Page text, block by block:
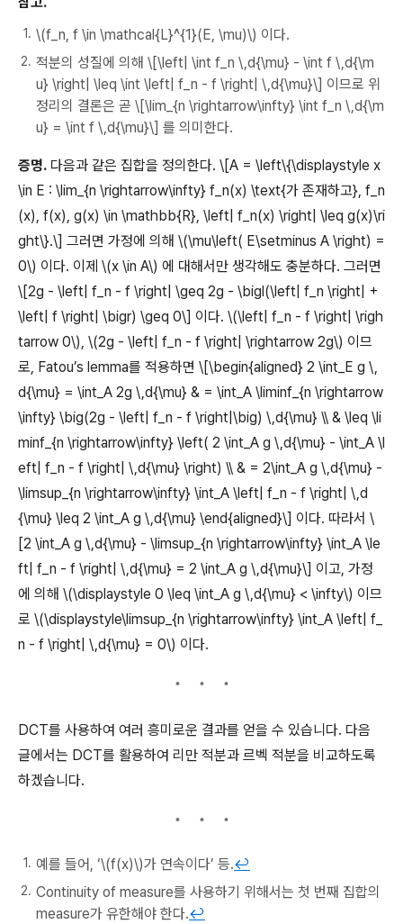
\(f_n, f \in \mathcal{L}^{1}(E, \mu)\) 이다.
적분의 성질에 의해 \[\left| \int f_n \,d{\mu} - \int f \,d{\m
u} \right| \leq \int \left| f_n - f \right| \,d{\mu}\] 이므로 위
정리의 결론은 곧 \[\lim_{n \rightarrow\infty} \int f_n \,d{\m
u} = \int f \,d{\mu}\] 를 의미한다.
증명. 다음과 같은 집합을 정의한다. \[A = \left\{\displaystyle x
\in E : \lim_{n \rightarrow\infty} f_n(x) \text{가 존재하고}, f_n
(x), f(x), g(x) \in \mathbb{R}, \left| f_n(x) \right| \leq g(x)\ri
ght\}.\] 그러면 가정에 의해 \(\mu\left( E\setminus A \right) =
0\) 이다. 이제 \(x \in A\) 에 대해서만 생각해도 충분하다. 그러면
\[2g - \left| f_n - f \right| \geq 2g - \bigl(\left| f_n \right| +
\left| f \right| \bigr) \geq 0\] 이다. \(\left| f_n - f \right| \righ
tarrow 0\), \(2g - \left| f_n - f \right| \rightarrow 2g\) 이므
로, Fatou’s lemma를 적용하면 \[\begin{aligned} 2 \int_E g \,
d{\mu} = \int_A 2g \,d{\mu} & = \int_A \liminf_{n \rightarrow
\infty} \big(2g - \left| f_n - f \right|\big) \,d{\mu} \\ & \leq \li
minf_{n \rightarrow\infty} \left( 2 \int_A g \,d{\mu} - \int_A \l
eft| f_n - f \right| \,d{\mu} \right) \\ & = 2\int_A g \,d{\mu} -
\limsup_{n \rightarrow\infty} \int_A \left| f_n - f \right| \,d
{\mu} \leq 2 \int_A g \,d{\mu} \end{aligned}\] 이다. 따라서 \
[2 \int_A g \,d{\mu} - \limsup_{n \rightarrow\infty} \int_A \le
ft| f_n - f \right| \,d{\mu} = 2 \int_A g \,d{\mu}\] 이고, 가정
에 의해 \(\displaystyle 0 \leq \int_A g \,d{\mu} < \infty\) 이므
로 \(\displaystyle\limsup_{n \rightarrow\infty} \int_A \left| f_
n - f \right| \,d{\mu} = 0\) 이다.
DCT를 사용하여 여러 흥미로운 결과를 얻을 수 있습니다. 다음
글에서는 DCT를 활용하여 리만 적분과 르벡 적분을 비교하도록
하겠습니다.
예를 들어, ‘\(f(x)\)가 연속이다’ 등.↩︎
Continuity of measure를 사용하기 위해서는 첫 번째 집합의
measure가 유한해야 한다.↩︎